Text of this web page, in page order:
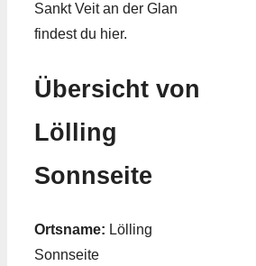
Sankt Veit an der Glan
findest du hier.
Übersicht von
Lölling
Sonnseite
Ortsname: Lölling
Sonnseite